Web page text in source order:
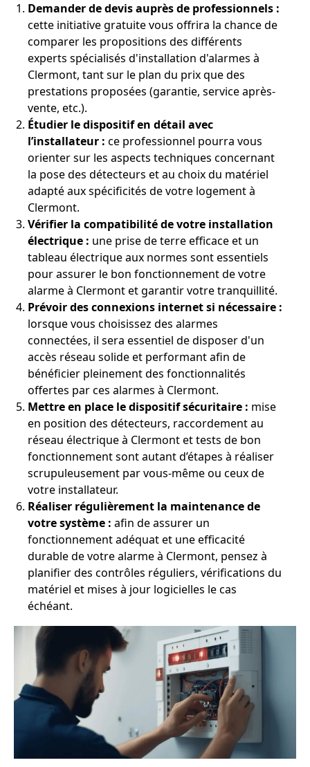
Demander de devis auprès de professionnels :
cette initiative gratuite vous offrira la chance de
comparer les propositions des différents
experts spécialisés d'installation d'alarmes à
Clermont, tant sur le plan du prix que des
prestations proposées (garantie, service après-
vente, etc.).
Étudier le dispositif en détail avec
l’installateur : ce professionnel pourra vous
orienter sur les aspects techniques concernant
la pose des détecteurs et au choix du matériel
adapté aux spécificités de votre logement à
Clermont.
Vérifier la compatibilité de votre installation
électrique : une prise de terre efficace et un
tableau électrique aux normes sont essentiels
pour assurer le bon fonctionnement de votre
alarme à Clermont et garantir votre tranquillité.
Prévoir des connexions internet si nécessaire :
lorsque vous choisissez des alarmes
connectées, il sera essentiel de disposer d'un
accès réseau solide et performant afin de
bénéficier pleinement des fonctionnalités
offertes par ces alarmes à Clermont.
Mettre en place le dispositif sécuritaire : mise
en position des détecteurs, raccordement au
réseau électrique à Clermont et tests de bon
fonctionnement sont autant d’étapes à réaliser
scrupuleusement par vous-même ou ceux de
votre installateur.
Réaliser régulièrement la maintenance de
votre système : afin de assurer un
fonctionnement adéquat et une efficacité
durable de votre alarme à Clermont, pensez à
planifier des contrôles réguliers, vérifications du
matériel et mises à jour logicielles le cas
échéant.